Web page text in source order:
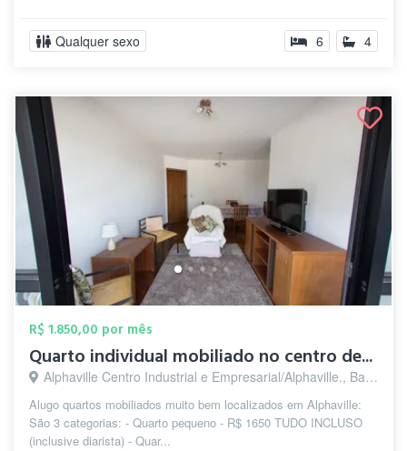
Qualquer sexo 6 4
R$ 1.850,00 por mês
Quarto individual mobiliado no centro de...
Alphaville Centro Industrial e Empresarial/Alphaville., Barueri - SP
Alugo quartos mobiliados muito bem localizados em Alphaville:
São 3 categorias: - Quarto pequeno - R$ 1650 TUDO INCLUSO
(inclusive diarista) - Quar...